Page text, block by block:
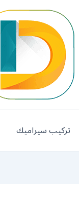
تركيب سيراميك